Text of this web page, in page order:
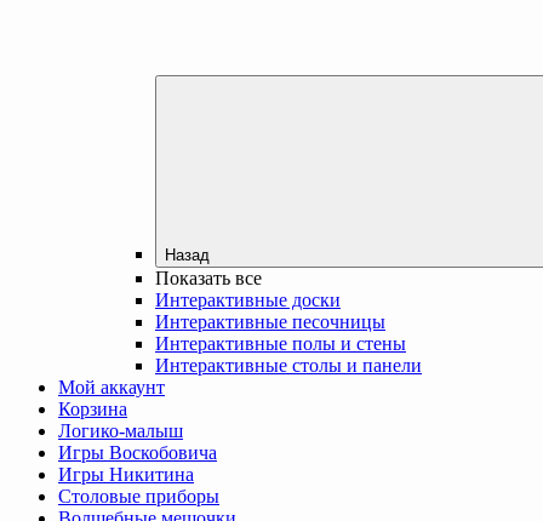
Назад
Показать все
Интерактивные доски
Интерактивные песочницы
Интерактивные полы и стены
Интерактивные столы и панели
Мой аккаунт
Корзина
Логико-малыш
Игры Воскобовича
Игры Никитина
Столовые приборы